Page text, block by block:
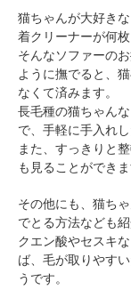
猫ちゃんが大好き
着クリーナーが何
そんなソファーの
ように撫でると、
なくて済みます。
長毛種の猫ちゃん
で、手軽に手入れ
また、すっきりと
も見ることができま
その他にも、猫ち
でとる方法なども紹
クエン酸やセスキ
ば、毛が取りやす
うです。